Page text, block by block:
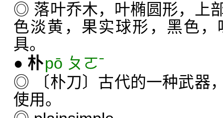
◎ 落叶乔木，叶椭圆形，上
色淡黄，果实球形，黑色
具。
● 朴pō ㄆㄛˉ
◎ 〔朴刀〕古代的一种武器
使用。